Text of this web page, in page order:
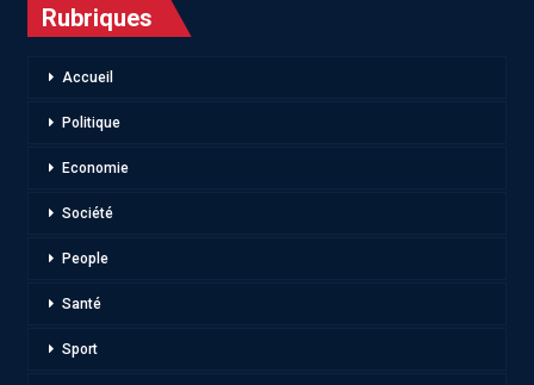
Rubriques
Accueil
Politique
Economie
Société
People
Santé
Sport